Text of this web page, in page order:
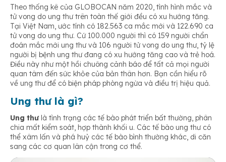
Theo thống kê của GLOBOCAN năm 2020, tình hình mắc và
tử vong do ung thư trên toàn thế giới đều có xu hướng tăng.
Tại Việt Nam, ước tính có 182.563 ca mắc mới và 122.690 ca
tử vong do ung thư. Cứ 100.000 người thì có 159 người chẩn
đoán mắc mới ung thư và 106 người tử vong do ung thư, tỷ lệ
người bị bệnh ung thư đang có xu hướng tăng cao và trẻ hoá.
Điều này như một hồi chuông cảnh báo để tất cả mọi người
quan tâm đến sức khỏe của bản thân hơn. Bạn cần hiểu rõ
về ung thư để có biện pháp phòng ngừa và điều trị hiệu quả.
Ung thư là gì?
Ung thưlà tình trạng các tế bào phát triển bất thường, phân
chia mất kiểm soát, hợp thành khối u. Các tế bào ung thư có
thể xâm lấn và phá huỷ các tế bào bình thường khác, di căn
sang các cơ quan lân cận trong cơ thể.